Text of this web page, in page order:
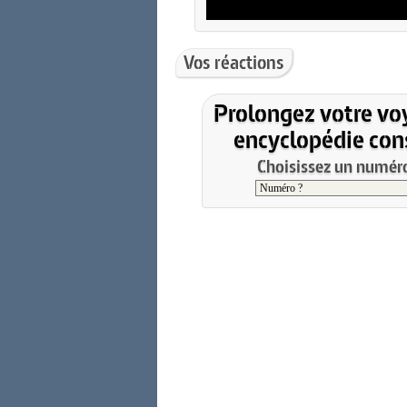
Vos réactions
Prolongez votre
encyclopédie
Choisissez un